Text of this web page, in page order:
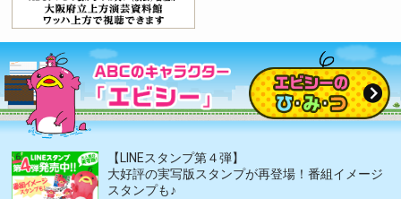
【LINEスタンプ第４弾】
大好評の実写版スタンプが再登場！番組イメージ
スタンプも♪